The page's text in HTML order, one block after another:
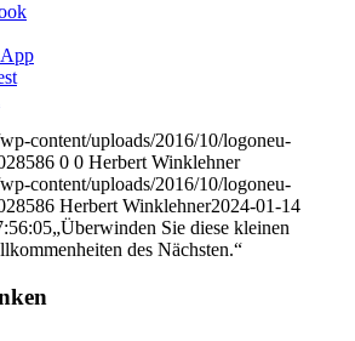
content/uploads/2016/10/logoneu-
0 0 Herbert Winklehner
content/uploads/2016/10/logoneu-
Herbert Winklehner2024-01-14
„Überwinden Sie diese kleinen
des Nächsten.“